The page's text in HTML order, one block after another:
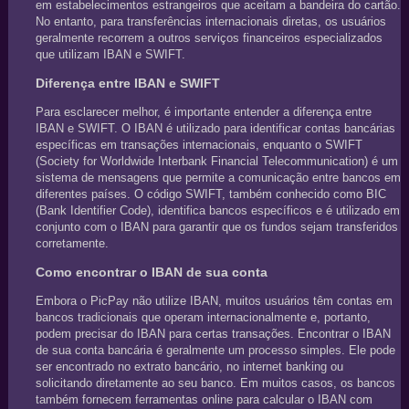
em estabelecimentos estrangeiros que aceitam a bandeira do cartão.
No entanto, para transferências internacionais diretas, os usuários
geralmente recorrem a outros serviços financeiros especializados
que utilizam IBAN e SWIFT.
Diferença entre IBAN e SWIFT
Para esclarecer melhor, é importante entender a diferença entre
IBAN e SWIFT. O IBAN é utilizado para identificar contas bancárias
específicas em transações internacionais, enquanto o SWIFT
(Society for Worldwide Interbank Financial Telecommunication) é um
sistema de mensagens que permite a comunicação entre bancos em
diferentes países. O código SWIFT, também conhecido como BIC
(Bank Identifier Code), identifica bancos específicos e é utilizado em
conjunto com o IBAN para garantir que os fundos sejam transferidos
corretamente.
Como encontrar o IBAN de sua conta
Embora o PicPay não utilize IBAN, muitos usuários têm contas em
bancos tradicionais que operam internacionalmente e, portanto,
podem precisar do IBAN para certas transações. Encontrar o IBAN
de sua conta bancária é geralmente um processo simples. Ele pode
ser encontrado no extrato bancário, no internet banking ou
solicitando diretamente ao seu banco. Em muitos casos, os bancos
também fornecem ferramentas online para calcular o IBAN com